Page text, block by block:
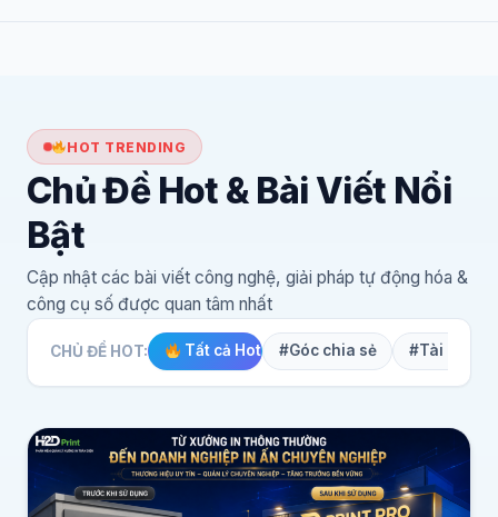
HOT TRENDING
Chủ Đề Hot & Bài Viết Nổi
Bật
Cập nhật các bài viết công nghệ, giải pháp tự động hóa &
công cụ số được quan tâm nhất
CHỦ ĐỀ HOT: Tất cả Hot #Góc chia sẻ #Tài